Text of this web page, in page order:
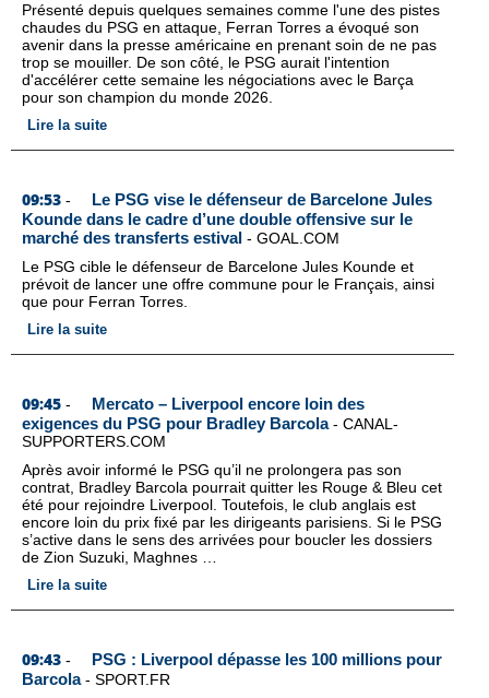
Présenté depuis quelques semaines comme l'une des pistes
chaudes du PSG en attaque, Ferran Torres a évoqué son
avenir dans la presse américaine en prenant soin de ne pas
trop se mouiller. De son côté, le PSG aurait l'intention
d'accélérer cette semaine les négociations avec le Barça
pour son champion du monde 2026.
Lire la suite
09:53 -
Le PSG vise le défenseur de Barcelone Jules
Kounde dans le cadre d’une double offensive sur le
marché des transferts estival - GOAL.COM
Le PSG cible le défenseur de Barcelone Jules Kounde et
prévoit de lancer une offre commune pour le Français, ainsi
que pour Ferran Torres.
Lire la suite
09:45 -
Mercato – Liverpool encore loin des
exigences du PSG pour Bradley Barcola- CANAL-
SUPPORTERS.COM
Après avoir informé le PSG qu’il ne prolongera pas son
contrat, Bradley Barcola pourrait quitter les Rouge & Bleu cet
été pour rejoindre Liverpool. Toutefois, le club anglais est
encore loin du prix fixé par les dirigeants parisiens. Si le PSG
s’active dans le sens des arrivées pour boucler les dossiers
de Zion Suzuki, Maghnes …
Lire la suite
09:43 -
PSG : Liverpool dépasse les 100 millions pour
Barcola- SPORT.FR